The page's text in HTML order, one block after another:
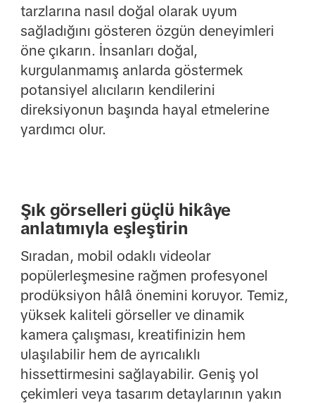
tarzlarına nasıl doğal olarak uyum
sağladığını gösteren özgün deneyimleri
öne çıkarın. İnsanları doğal,
kurgulanmamış anlarda göstermek
potansiyel alıcıların kendilerini
direksiyonun başında hayal etmelerine
yardımcı olur.
Şık görselleri güçlü hikâye
anlatımıyla eşleştirin
Sıradan, mobil odaklı videolar
popülerleşmesine rağmen profesyonel
prodüksiyon hâlâ önemini koruyor. Temiz,
yüksek kaliteli görseller ve dinamik
kamera çalışması, kreatifinizin hem
ulaşılabilir hem de ayrıcalıklı
hissettirmesini sağlayabilir. Geniş yol
çekimleri veya tasarım detaylarının yakın